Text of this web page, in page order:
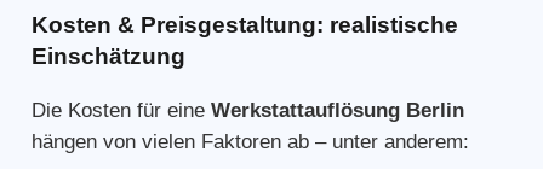
Kosten & Preisgestaltung: realistische
Einschätzung
Die Kosten für eine Werkstattauflösung Berlin
hängen von vielen Faktoren ab – unter anderem: